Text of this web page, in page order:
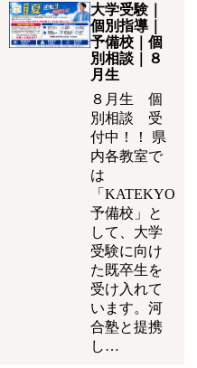
大学受験｜
個別指導｜
予備校｜個
別相談｜８
月生
８月生 個
別相談 受
付中！！ 県
内各教室で
は
「KATEKYO
予備校」と
して、大学
受験に向け
た既卒生を
受け入れて
います。河
合塾と提携
し…